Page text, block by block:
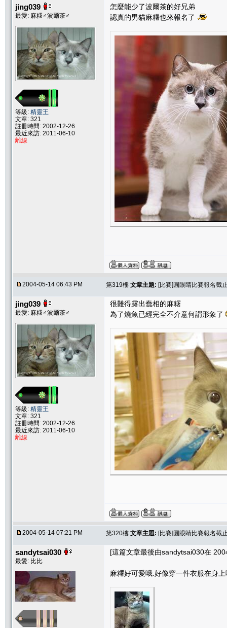
jing039
最愛: 麻糬♂波爾茶♂
等級: 精靈王
文章: 321
註冊時間: 2002-12-26
最近來訪: 2011-06-10
離線
怎麼能少了波爾茶的好兄弟
認真的男貓麻糬也來報名了
2004-05-14 06:43 PM 第319樓 文章主題: [比賽]圓眼睛比賽報名截
jing039
最愛: 麻糬♂波爾茶♂
等級: 精靈王
文章: 321
註冊時間: 2002-12-26
最近來訪: 2011-06-10
離線
很難得露出蠢相的麻糬
為了燒魚已經完全不介意何謂形象了
2004-05-14 07:21 PM 第320樓 文章主題: [比賽]圓眼睛比賽報名截
sandytsai030
最愛: 比比
[這篇文章最後由sandytsai030在
麻糬好可愛哦.好像穿一件衣服在身上